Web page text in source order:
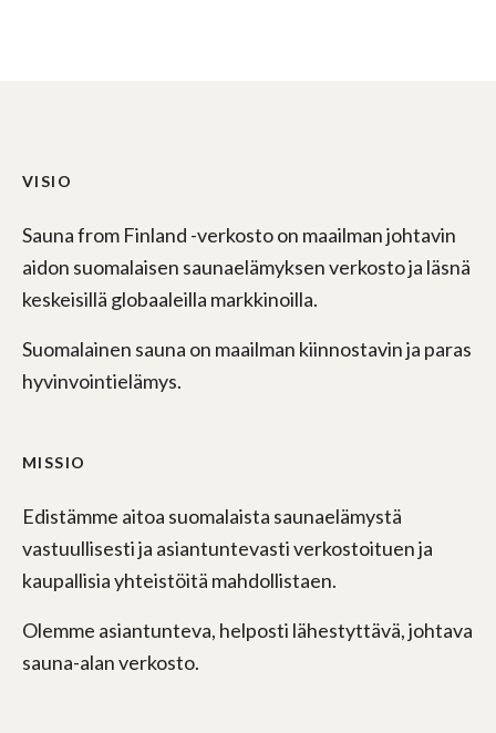
VISIO
Sauna from Finland -verkosto on maailman johtavin
aidon suomalaisen saunaelämyksen verkosto ja läsnä
keskeisillä globaaleilla markkinoilla.
Suomalainen sauna on maailman kiinnostavin ja paras
hyvinvointielämys.
MISSIO
Edistämme aitoa suomalaista saunaelämystä
vastuullisesti ja asiantuntevasti verkostoituen ja
kaupallisia yhteistöitä mahdollistaen.
Olemme asiantunteva, helposti lähestyttävä, johtava
sauna-alan verkosto.